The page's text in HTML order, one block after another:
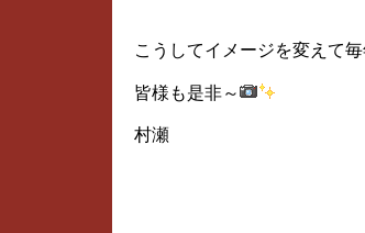
こうしてイメージを変えて
皆様も是非～
村瀬